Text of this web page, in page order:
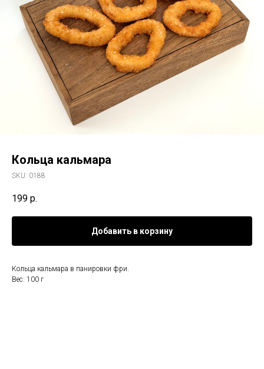
Кольца кальмара
SKU: 0188
199 р.
Добавить в корзину
Кольца кальмара в панировки фри.
Вес: 100 г